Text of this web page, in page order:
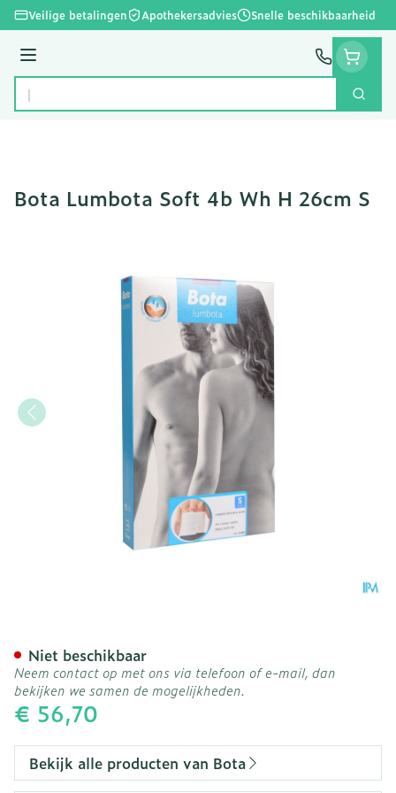
Ga naar de inhoud
Veilige betalingen Apothekersadvies Snelle beschikbaarheid
Menu
Product, merk, categorie...
Zoek
Bota Lumbota Soft 4b Wh H 26cm S
€ 56,70
Niet beschikbaar
Neem contact op met ons via telefoon of e-mail, dan
bekijken we samen de mogelijkheden.
Bekijk alle producten van Bota